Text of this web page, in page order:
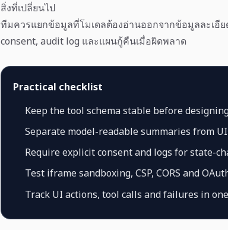
สิ่งที่เปลี่ยนไป
ทีมควรแยกข้อมูลที่โมเดลต้องอ่านออกจากข้อมูลละเอี
consent, audit log และแผนกู้คืนเมื่อผิดพลาด
Practical checklist
Keep the tool schema stable before
Separate model-readable summaries from
Require explicit consent and logs for state-
Test iframe sandboxing, CSP, CORS and
Track UI actions, tool calls and failures in